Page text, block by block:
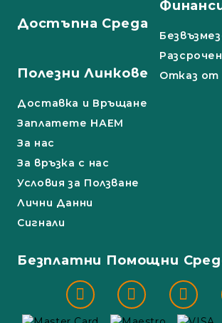
Достъпна Среда
Полезни Линкове
Доставка и Връщане
Заплатете НАЕМ
За нас
За връзка с нас
Условия за Ползване
Лични Данни
Сигнали
Отказ от
Безплатни Помощни